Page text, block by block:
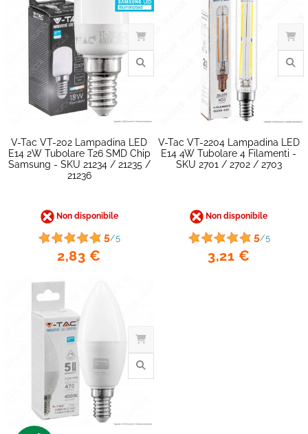
V-Tac VT-202 Lampadina LED
E14 2W Tubolare T26 SMD Chip
Samsung - SKU 21234 / 21235 /
21236
Non disponibile
5/5
2,83 €
V-Tac VT-2204 Lampadina LED
E14 4W Tubolare 4 Filamenti -
SKU 2701 / 2702 / 2703
Non disponibile
5/5
3,21 €